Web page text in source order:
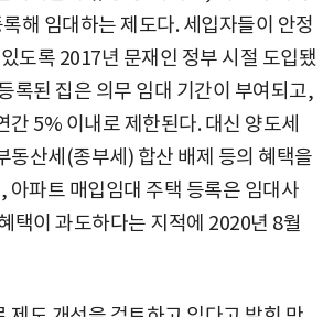
해 임대하는 제도다. 세입자들이 안정
도록 2017년 문재인 정부 시절 도입됐
록된 집은 의무 임대 기간이 부여되고,
간 5% 이내로 제한된다. 대신 양도세
동산세(종부세) 합산 배제 등의 혜택을
아파트 매입임대 주택 등록은 임대사
택이 과도하다는 지적에 2020년 8월